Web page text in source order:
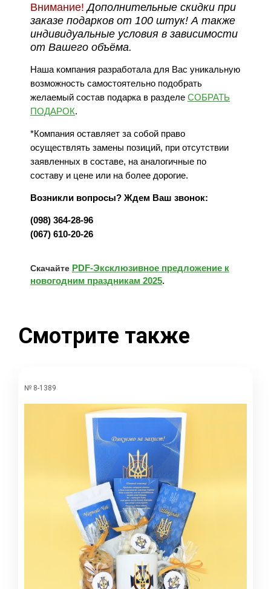
Внимание! Дополнительные скидки при
заказе подарков от 100 штук! А также
индивидуальные условия в зависимости
от Вашего объёма.
Наша компания разработала для Вас уникальную
возможность самостоятельно подобрать
желаемый состав подарка в разделе СОБРАТЬ
ПОДАРОК.
*Компания оставляет за собой право
осуществлять замены позиций, при отсутствии
заявленных в составе, на аналогичные по
составу и цене или на более дорогие.
Возникли вопросы? Ждем Ваш звонок:
(098) 364-28-96
(067) 610-20-26
Скачайте PDF-Эксклюзивное предложение к
новогодним праздникам 2025.
Смотрите также
№ 8-1389